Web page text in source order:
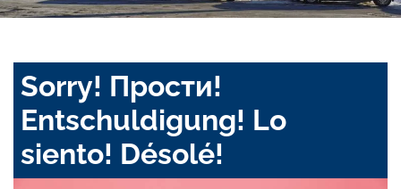
Sorry! Прости!
Entschuldigung! Lo
siento! Désolé!